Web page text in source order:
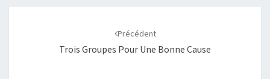
Précédent
Trois Groupes Pour Une Bonne Cause